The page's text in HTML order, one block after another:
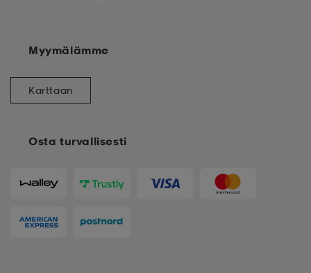
Osta turvallisesti
Myymälämme
Karttaan